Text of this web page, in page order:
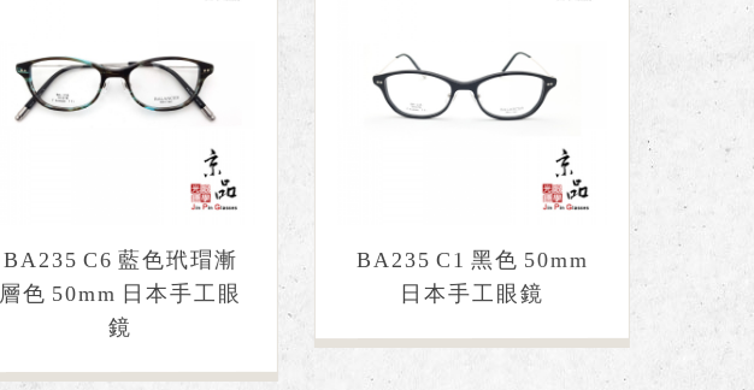
BA235 C6 藍色玳瑁漸
層色 50mm 日本手工眼
鏡
BA235 C1 黑色 50mm
日本手工眼鏡